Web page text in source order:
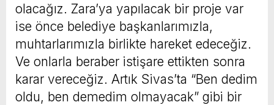
olacağız. Zara’ya yapılacak bir proje var
ise önce belediye başkanlarımızla,
muhtarlarımızla birlikte hareket edeceğiz.
Ve onlarla beraber istişare ettikten sonra
karar vereceğiz. Artık Sivas’ta “Ben dedim
oldu, ben demedim olmayacak” gibi bir